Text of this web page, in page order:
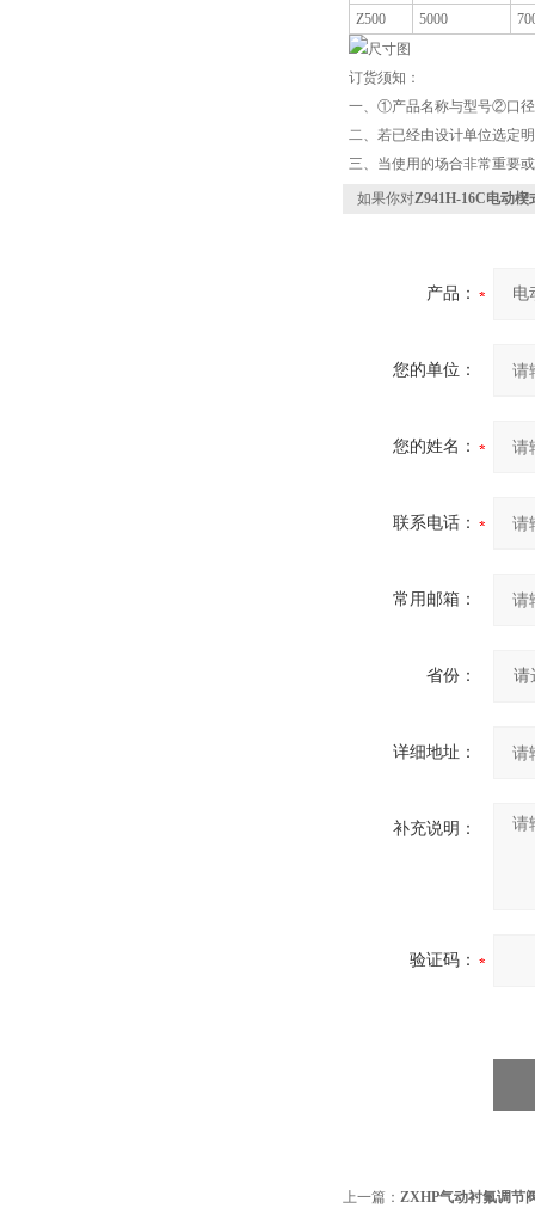
Z500 5000
订货须知：
一、①产品名称与型号②口
二、若已经由设计单位选定
三、当使用的场合非常重要
如果你对Z941H-16C电动楔
产品：
您的单位：
您的姓名：
联系电话：
常用邮箱：
省份：
详细地址：
补充说明：
验证码：
上一篇： ZXHP气动衬氟调节